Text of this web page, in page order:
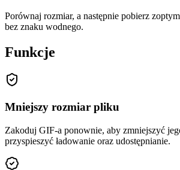
Porównaj rozmiar, a następnie pobierz
bez znaku wodnego.
Funkcje
Mniejszy rozmiar pliku
Zakoduj GIF-a ponownie, aby zmniejszyć
przyspieszyć ładowanie oraz udostępnianie.